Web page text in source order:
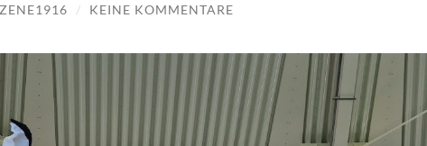
/ KEINE KOMMENTARE